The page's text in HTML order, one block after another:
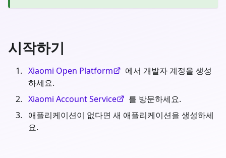
시작하기
Xiaomi Open Platform
에서 개발자 계정을 생성
하세요.
Xiaomi Account Service
를 방문하세요.
애플리케이션이 없다면 새 애플리케이션을 생성하세
요.